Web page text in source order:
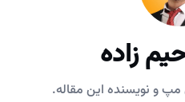
زاده
و نویسنده این مقاله.